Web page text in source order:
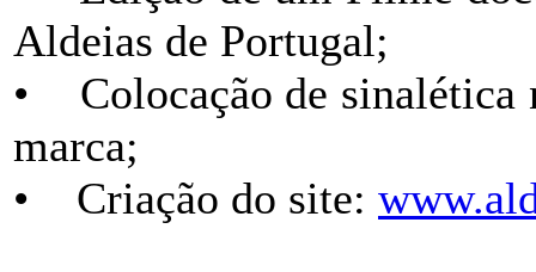
Aldeias de Portugal;
• Colocação de sinalética
marca;
• Criação do site: